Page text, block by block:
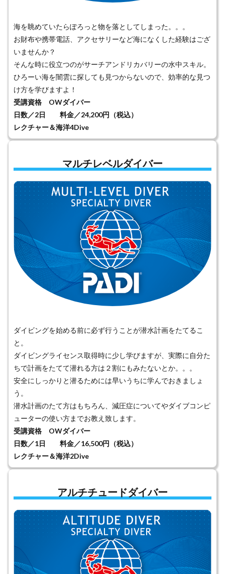
海を眺めていたらぽろっと物を落としてしまった。。。
お財布や携帯電話、アクセサリーなど海になくした経験はござ
いませんか？
そんな時に役立つのがサーチアンドリカバリーの水中スキル。
ひろーい海を闇雲に探しても見つからないので、効率的な見つ
け方を学びますよ！
受講資格 OWダイバー
日数／2日 料金／24,200円（税込）
レクチャー＆海洋4Dive
マルチレベルダイバー
ダイビングを始める前に必ず行うことが潜水計画をたてるこ
と。
ダイビングライセンス取得時に少し学びますが、実際に自分た
ちで計画をたてて潜れる方は２割にもみたないとか。。。
安全にしっかりと潜るためには早いうちに学んでおきましょ
う。
潜水計画のたて方はもちろん、減圧症についてやダイブコンピ
ューターの使い方までお教え致します。
受講資格 OWダイバー
日数／1日 料金／16,500円（税込）
レクチャー＆海洋2Dive
アルチチュードダイバー